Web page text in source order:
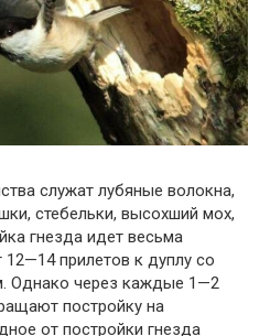
служат лубяные волокна,
стебельки, высохший мох,
гнезда идет весьма
12—14 прилетов к дуплу со
Однако через каждые 1—2
постройку на
от постройки гнезда